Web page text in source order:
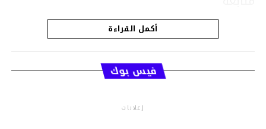
قسم الاخبار
أكمل القراءة
فيس بوك
إعلانات